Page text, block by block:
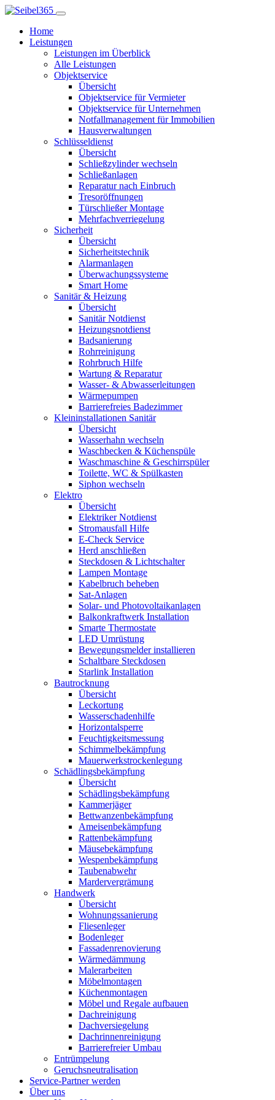
Home
Leistungen
Leistungen im Überblick
Alle Leistungen
Objektservice
Übersicht
Objektservice für Vermieter
Objektservice für Unternehmen
Notfallmanagement für Immobilien
Hausverwaltungen
Schlüsseldienst
Übersicht
Schließzylinder wechseln
Schließanlagen
Reparatur nach Einbruch
Tresoröffnungen
Türschließer Montage
Mehrfachverriegelung
Sicherheit
Übersicht
Sicherheitstechnik
Alarmanlagen
Überwachungssysteme
Smart Home
Sanitär & Heizung
Übersicht
Sanitär Notdienst
Heizungsnotdienst
Badsanierung
Rohrreinigung
Rohrbruch Hilfe
Wartung & Reparatur
Wasser- & Abwasserleitungen
Wärmepumpen
Barrierefreies Badezimmer
Kleininstallationen Sanitär
Übersicht
Wasserhahn wechseln
Waschbecken & Küchenspüle
Waschmaschine & Geschirrspüler
Toilette, WC & Spülkasten
Siphon wechseln
Elektro
Übersicht
Elektriker Notdienst
Stromausfall Hilfe
E-Check Service
Herd anschließen
Steckdosen & Lichtschalter
Lampen Montage
Kabelbruch beheben
Sat-Anlagen
Solar- und Photovoltaikanlagen
Balkonkraftwerk Installation
Smarte Thermostate
LED Umrüstung
Bewegungsmelder installieren
Schaltbare Steckdosen
Starlink Installation
Bautrocknung
Übersicht
Leckortung
Wasserschadenhilfe
Horizontalsperre
Feuchtigkeitsmessung
Schimmelbekämpfung
Mauerwerkstrockenlegung
Schädlingsbekämpfung
Übersicht
Schädlingsbekämpfung
Kammerjäger
Bettwanzenbekämpfung
Ameisenbekämpfung
Rattenbekämpfung
Mäusebekämpfung
Wespenbekämpfung
Taubenabwehr
Mardervergrämung
Handwerk
Übersicht
Wohnungssanierung
Fliesenleger
Bodenleger
Fassadenrenovierung
Wärmedämmung
Malerarbeiten
Möbelmontagen
Küchenmontagen
Möbel und Regale aufbauen
Dachreinigung
Dachversiegelung
Dachrinnenreinigung
Barrierefreier Umbau
Entrümpelung
Geruchsneutralisation
Service-Partner werden
Über uns